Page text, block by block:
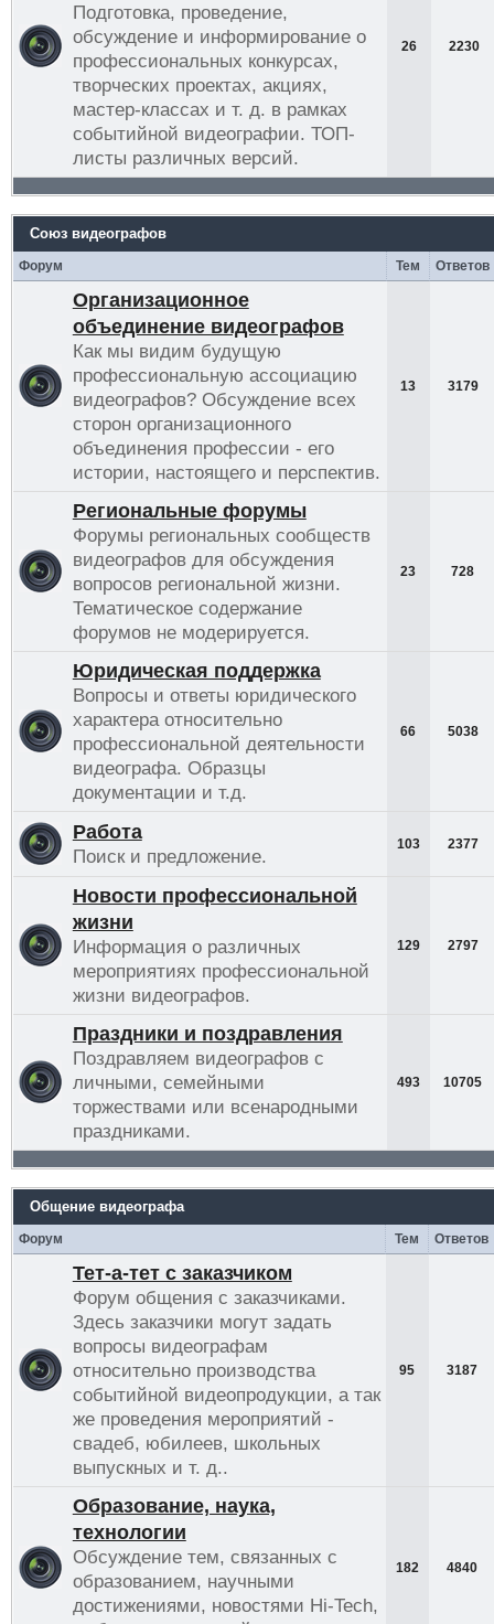
Подготовка, проведение,
обсуждение и информирование о
профессиональных конкурсах,
творческих проектах, акциях,
мастер-классах и т. д. в рамках
событийной видеографии. ТОП-
листы различных версий.
26 2230
Союз видеографов
Форум Тем Ответов
Организационное
объединение видеографов
Как мы видим будущую
профессиональную ассоциацию
видеографов? Обсуждение всех
сторон организационного
объединения профессии - его
истории, настоящего и перспектив.
13 3179
Региональные форумы
Форумы региональных сообществ
видеографов для обсуждения
вопросов региональной жизни.
Тематическое содержание
форумов не модерируется.
23 728
Юридическая поддержка
Вопросы и ответы юридического
характера относительно
профессиональной деятельности
видеографа. Образцы
документации и т.д.
66 5038
Работа
Поиск и предложение.
103 2377
Новости профессиональной
жизни
Информация о различных
мероприятиях профессиональной
жизни видеографов.
129 2797
Праздники и поздравления
Поздравляем видеографов с
личными, семейными
торжествами или всенародными
праздниками.
493 10705
Общение видеографа
Форум Тем Ответов
Тет-а-тет с заказчиком
Форум общения с заказчиками.
Здесь заказчики могут задать
вопросы видеографам
относительно производства
событийной видеопродукции, а так
же проведения мероприятий -
свадеб, юбилеев, школьных
выпускных и т. д..
95 3187
Образование, наука,
технологии
Обсуждение тем, связанных с
образованием, научными
достижениями, новостями Hi-Tech,
182 4840